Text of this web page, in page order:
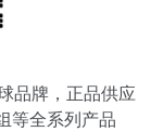
品牌，正品供应
等全系列产品